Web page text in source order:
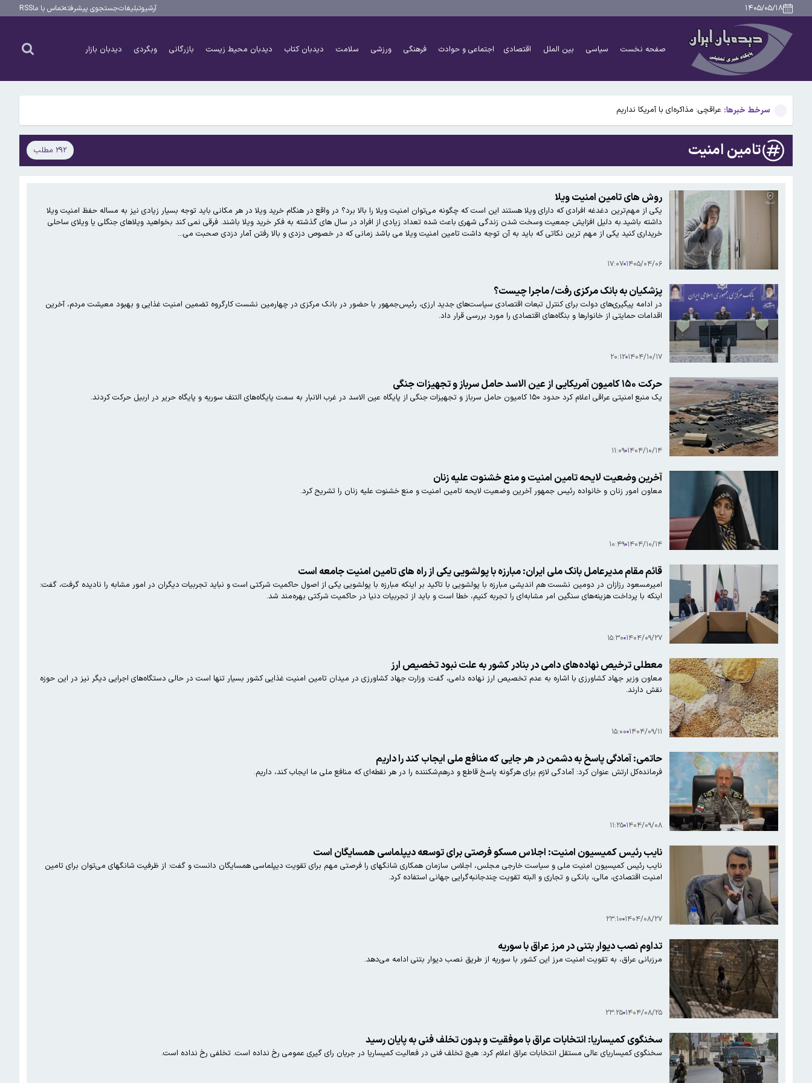
۱۴۰۵/۰۵/۱۸ آرشیوتبلیغاتجستجوی پیشرفتهتماس با ماRSS
صفحه نخست سیاسی بین الملل اقتصادی اجتماعی و حوادث فرهنگی ورزشی سلامت دیدبان کتاب دیدبان محیط زیست بازرگانی وبگردی دیدبان بازار
سرخط خبرها:
رئیس اتحادیه بنکداران مواد غذایی تهران: برنج آمریکایی از عراق به ایران قاچاق می شود / فروش این برنج ممنوع است!
مجروح حمله اخیر آمریکا به سایت راداری جبالبارز کرمان شهید شد
با تصویب مجلس؛ اموال و دارایی‌های عاملان جنایات بین‌المللی ضبط و مصادره می‌شود
عراقچی: مذاکره‌ای با آمریکا نداریم
کیهان خطاب به مخالفان تجمعات شبانه: اجتماعات را به جلوی در و دیوار لانه‌های خائنان داخلی منتقل می‌کنیم
مجروح حمله اخیر آمریکا به سایت راداری جبالبارز کرمان شهید شد
با تصویب مجلس؛ اموال و دارایی‌های عاملان جنایات بین‌المللی ضبط و مصادره می‌شود
تامین امنیت ۲۹۲ مطلب
روش های تامین امنیت ویلا
یکی از مهم‌ترین دغدغه افرادی که دارای ویلا هستند این است که چگونه می‌توان امنیت ویلا را بالا برد؟ در واقع در هنگام خرید ویلا در هر مکانی باید توجه بسیار زیادی نیز به مساله حفظ امنیت ویلا
داشته باشید.به دلیل افزایش جمعیت وسخت شدن زندگی شهری باعث شده تعداد زیادی از افراد در سال های گذشته به فکر خرید ویلا باشند. فرقی نمی کند بخواهید ویلاهای جنگلی یا ویلای ساحلی
خریداری کنید یکی از مهم ترین نکاتی که باید به آن توجه داشت تامین امنیت ویلا می باشد زمانی که در خصوص دزدی و بالا رفتن آمار دزدی صحبت می…
۱۴۰۵/۰۴/۰۶ ۱۷:۰۷
پزشکیان به بانک مرکزی رفت/ ماجرا چیست؟
در ادامه پیگیری‌های دولت برای کنترل تبعات اقتصادی سیاست‌های جدید ارزی، رئیس‌جمهور با حضور در بانک مرکزی در چهارمین نشست کارگروه تضمین امنیت غذایی و بهبود معیشت مردم، آخرین
اقدامات حمایتی از خانوارها و بنگاه‌های اقتصادی را مورد بررسی قرار داد.
۱۴۰۴/۱۰/۱۷ ۲۰:۱۲
حرکت ۱۵۰ کامیون آمریکایی از عین الاسد حامل سرباز و تجهیزات جنگی
یک منبع امنیتی عراقی اعلام کرد حدود ۱۵۰ کامیون حامل سرباز و تجهیزات جنگی از پایگاه عین الاسد در غرب الانبار به سمت پایگاه‌های التنف سوریه و پایگاه حریر در اربیل حرکت کردند.
۱۴۰۴/۱۰/۱۴ ۱۱:۰۹
آخرین وضعیت لایحه تامین امنیت و منع خشنوت علیه زنان
معاون امور زنان و خانواده رئیس جمهور آخرین وضعیت لایحه تامین امنیت و منع خشنوت علیه زنان را تشریح کرد.
۱۴۰۴/۱۰/۱۴ ۱۰:۴۹
قائم مقام مدیرعامل بانک ملی ایران: مبارزه با پولشویی یکی از راه های تامین امنیت جامعه است
امیرمسعود رزازان در دومین نشست هم اندیشی مبارزه با پولشویی با تاکید بر اینکه مبارزه با پولشویی یکی از اصول حاکمیت شرکتی است و نباید تجربیات دیگران در امور مشابه را نادیده گرفت، گفت:
اینکه با پرداخت هزینه‌های سنگین امر مشابه‌ای را تجربه کنیم، خطا است و باید از تجربیات دنیا در حاکمیت شرکتی بهره‌مند شد.
۱۴۰۴/۰۹/۲۷ ۱۵:۳۰
معطلی ترخیص نهاده‌های دامی در بنادر کشور به علت نبود تخصیص ارز
معاون وزیر جهاد کشاورزی با اشاره به عدم تخصیص ارز نهاده دامی، گفت: وزارت جهاد کشاورزی در میدان تامین امنیت غذایی کشور بسیار تنها است در حالی دستگاه‌های اجرایی دیگر نیز در این حوزه
نقش دارند.
۱۴۰۴/۰۹/۱۱ ۱۵:۰۰
حاتمی: آمادگی پاسخ به دشمن در هر جایی که منافع ملی ایجاب کند را داریم
فرمانده‌کل ارتش عنوان کرد: آمادگی لازم برای هرگونه پاسخ قاطع و درهم‌شکننده را در هر نقطه‌ای که منافع ملی ما ایجاب کند، داریم.
۱۴۰۴/۰۹/۰۸ ۱۱:۲۵
نایب رئیس کمیسیون امنیت: اجلاس مسکو فرصتی برای توسعه دیپلماسی همسایگان است
نایب رئیس کمیسیون امنیت ملی و سیاست خارجی مجلس، اجلاس سازمان همکاری شانگهای را فرصتی مهم برای تقویت دیپلماسی همسایگان دانست و گفت: از ظرفیت شانگهای می‌توان برای تامین
امنیت اقتصادی، مالی، بانکی و تجاری و البته تقویت چندجانبه‌گرایی جهانی استفاده کرد.
۱۴۰۴/۰۸/۲۷ ۲۳:۱۰
تداوم نصب دیوار بتنی در مرز عراق با سوریه
مرزبانی عراق، به تقویت امنیت مرز این کشور با سوریه از طریق نصب دیوار بتنی ادامه می‌دهد.
۱۴۰۴/۰۸/۲۵ ۲۳:۲۵
سخنگوی کمیساریا: انتخابات عراق با موفقیت و بدون تخلف فنی به پایان رسید
سخنگوی کمیساریای عالی مستقل انتخابات عراق اعلام کرد: هیچ تخلف فنی در فعالیت کمیساریا در جریان رای گیری عمومی رخ نداده است. تخلفی رخ نداده است.